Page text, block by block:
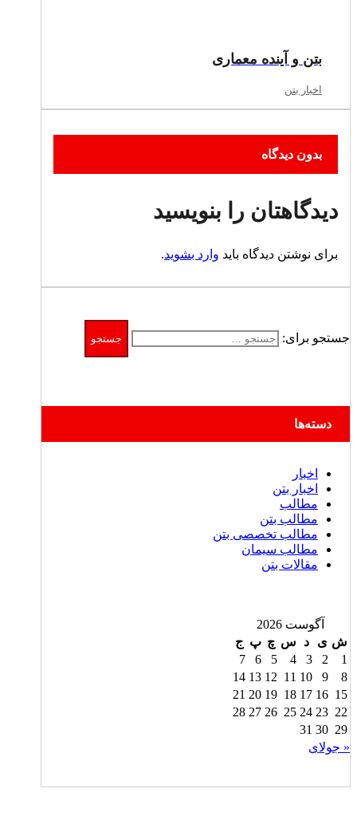
بتن و آینده معماری
اخبار بتن
بدون دیدگاه
دیدگاهتان را بنویسید
برای نوشتن دیدگاه باید وارد بشوید.
جستجو برای:
دسته‌ها
اخبار
اخبار بتن
مطالب
مطالب بتن
مطالب تخصصی بتن
مطالب سیمان
مقالات بتن
آگوست 2026
ش ی د س چ پ ج
1
2
3
4
5
6
7
8
9
10
11
12
13
14
15
16
17
18
19
20
21
22
23
24
25
26
27
28
29
30
31
« جولای